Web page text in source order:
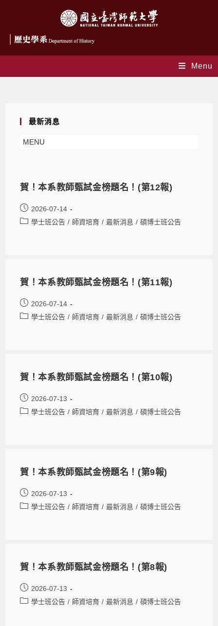
Menu
最新消息
MENU
賀！本系教師甄試金榜題名！(第12報)
2026-07-14
學士班公告 / 師資培育 / 最新消息 / 碩博士班公告
賀！本系教師甄試金榜題名！(第11報)
2026-07-14
學士班公告 / 師資培育 / 最新消息 / 碩博士班公告
賀！本系教師甄試金榜題名！(第10報)
2026-07-13
學士班公告 / 師資培育 / 最新消息 / 碩博士班公告
賀！本系教師甄試金榜題名！(第9報)
2026-07-13
學士班公告 / 師資培育 / 最新消息 / 碩博士班公告
賀！本系教師甄試金榜題名！(第8報)
2026-07-13
學士班公告 / 師資培育 / 最新消息 / 碩博士班公告